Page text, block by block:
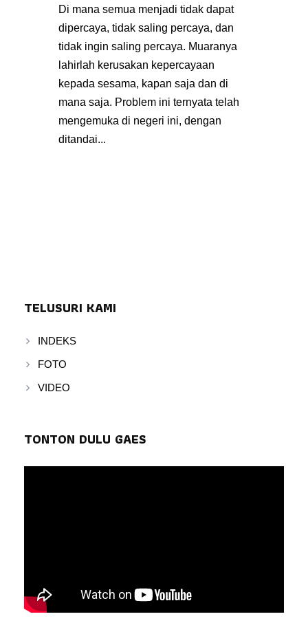
Di mana semua menjadi tidak dapat
dipercaya, tidak saling percaya, dan
tidak ingin saling percaya. Muaranya
lahirlah kerusakan kepercayaan
kepada sesama, kapan saja dan di
mana saja. Problem ini ternyata telah
mengemuka di negeri ini, dengan
ditandai...
TELUSURI KAMI
INDEKS
FOTO
VIDEO
TONTON DULU GAES